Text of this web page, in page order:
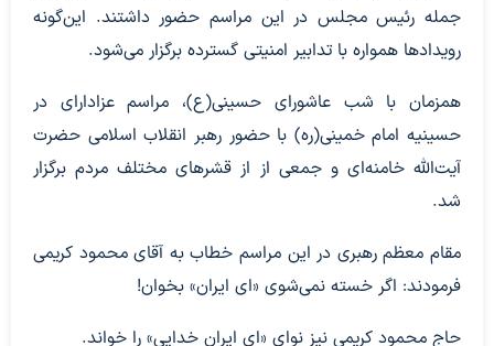
جمله رئیس مجلس در این مراسم حضور داشتند. این‌گونه
رویدادها همواره با تدابیر امنیتی گسترده برگزار می‌شود.
همزمان با شب عاشورای حسینی(ع)، مراسم عزادارای در
حسینیه امام خمینی(ره) با حضور رهبر انقلاب اسلامی حضرت
آیت‌الله خامنه‌ای و جمعی از از قشرهای مختلف مردم برگزار
شد.
مقام معظم رهبری در این مراسم خطاب به آقای محمود کریمی
فرمودند: اگر خسته نمی‌شوی «ای ایران» بخوان!
حاج محمود کریمی نیز نوای «ای ایران خدایی» را خواند.